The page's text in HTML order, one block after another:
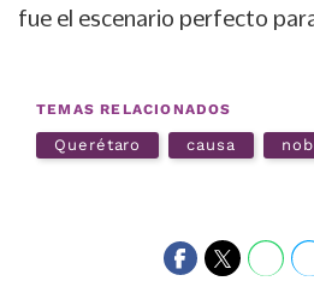
fue el escenario perfecto
TEMAS RELACIONADOS
Querétaro causa